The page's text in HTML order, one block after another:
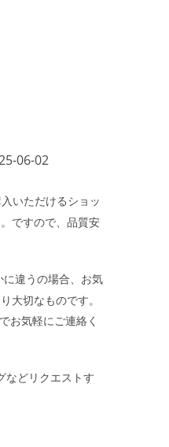
06-02
いただけるショッ
ですので、品質安
違うの場合、お気
大切なものです。
お気軽にご連絡く
などリクエストす